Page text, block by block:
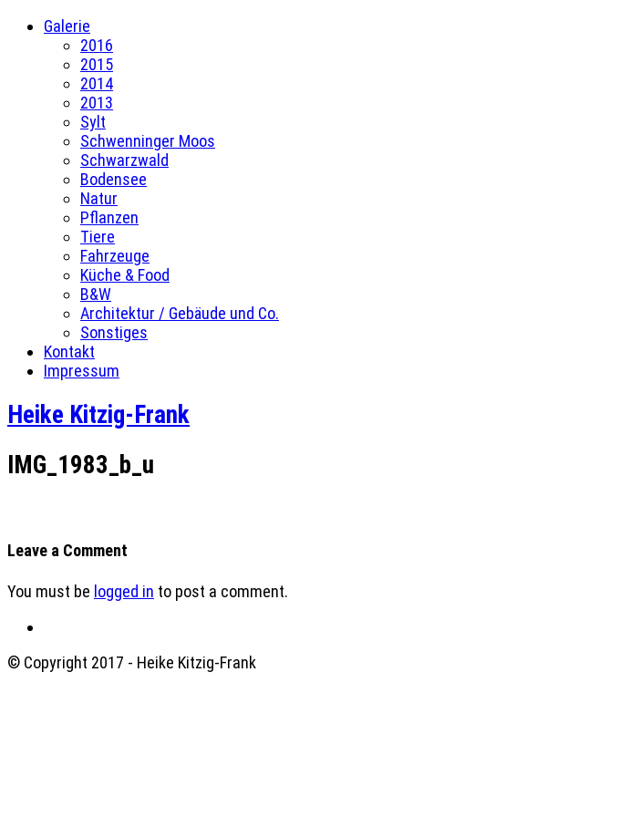
Galerie
2016
2015
2014
2013
Sylt
Schwenninger Moos
Schwarzwald
Bodensee
Natur
Pflanzen
Tiere
Fahrzeuge
Küche & Food
B&W
Architektur / Gebäude und Co.
Sonstiges
Kontakt
Impressum
Heike Kitzig-Frank
IMG_1983_b_u
Leave a Comment
You must be logged in to post a comment.
© Copyright 2017 - Heike Kitzig-Frank